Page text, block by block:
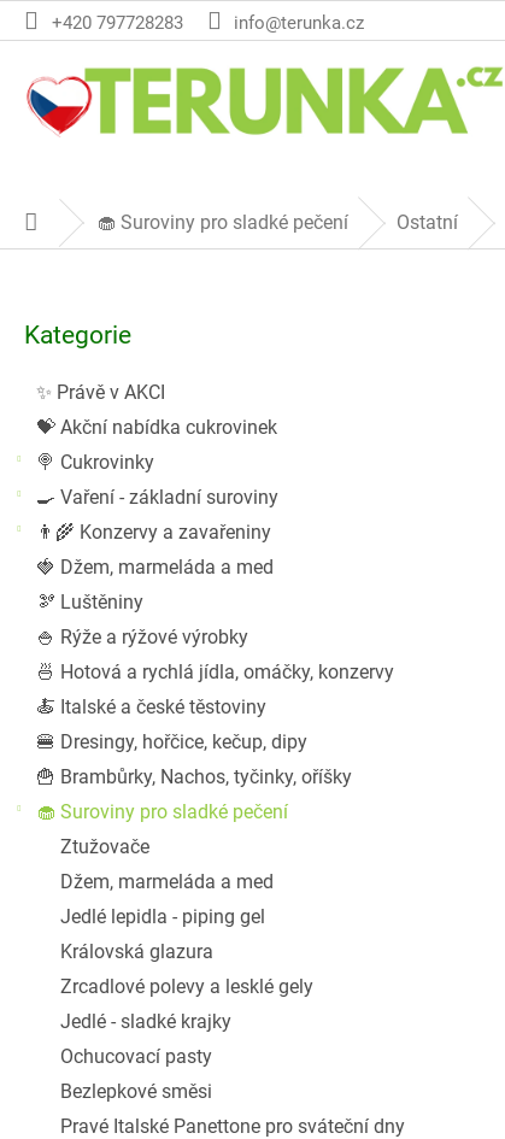
Přejít
na
+420 797728283 info@terunka.cz
Domů 🧁 Suroviny pro sladké pečení Ostatní
kategorie
Kategorie
✨ Právě v AKCI
💝 Akční nabídka cukrovinek
🍭 Cukrovinky
🍳 Vaření - základní suroviny
👨‍🌾 Konzervy a zavařeniny
🍓 Džem, marmeláda a med
🫘 Luštěniny
🍚 Rýže a rýžové výrobky
🍜 Hotová a rychlá jídla, omáčky, konzervy
🍝 Italské a české těstoviny
🍔 Dresingy, hořčice, kečup, dipy
🍟 Brambůrky, Nachos, tyčinky, oříšky
🧁 Suroviny pro sladké pečení
Ztužovače
Džem, marmeláda a med
Jedlé lepidla - piping gel
Královská glazura
Zrcadlové polevy a lesklé gely
Jedlé - sladké krajky
Ochucovací pasty
Bezlepkové směsi
Pravé Italské Panettone pro sváteční dny